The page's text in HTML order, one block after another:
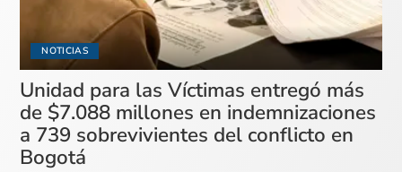
NOTICIAS
Unidad para las Víctimas entregó más
de $7.088 millones en indemnizaciones
a 739 sobrevivientes del conflicto en
Bogotá